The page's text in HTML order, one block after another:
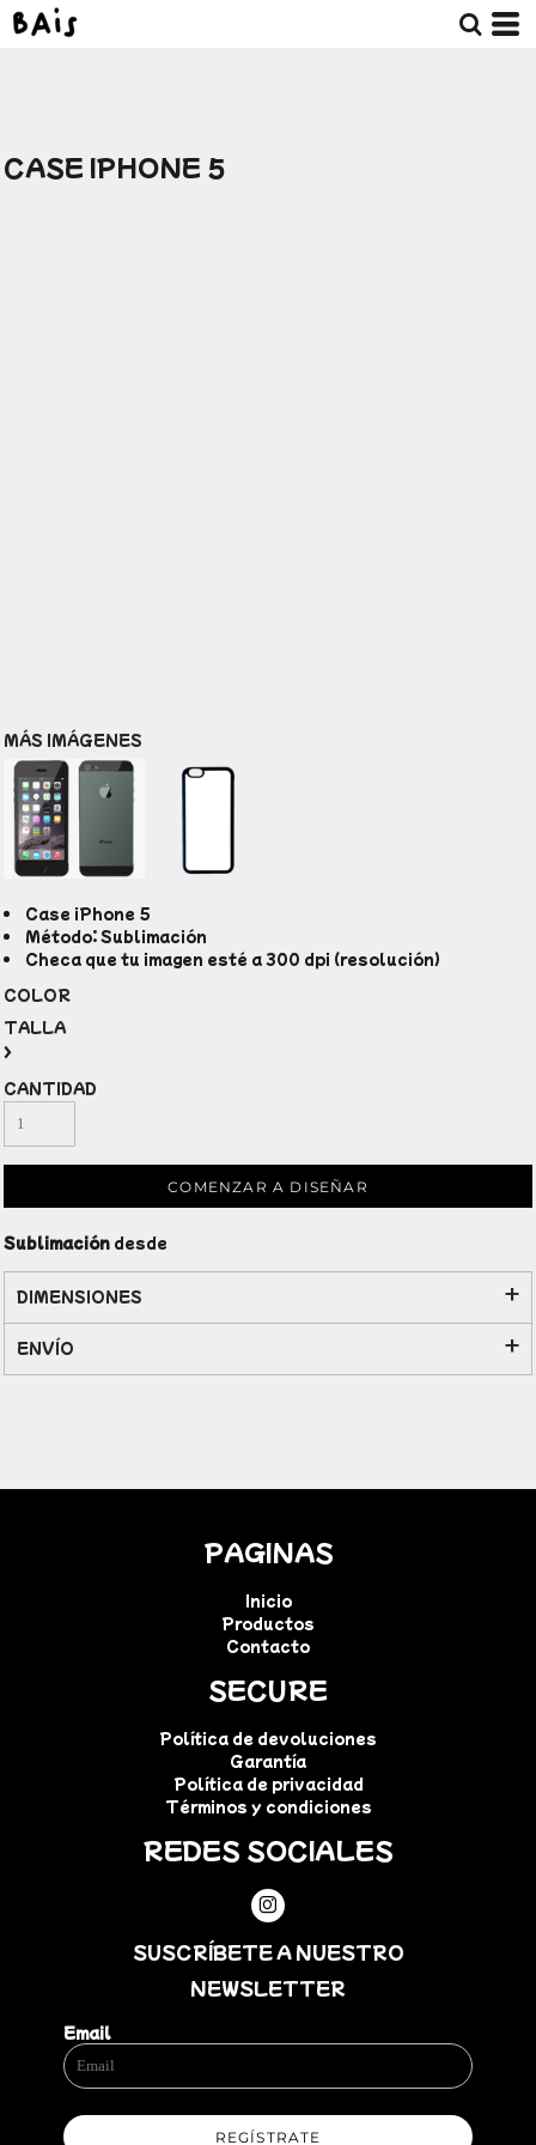
CASE IPHONE 5
MÁS IMÁGENES
Case iPhone 5
Método: Sublimación
Checa que tu imagen esté a 300 dpi (resolución)
COLOR
TALLA
>
CANTIDAD
COMENZAR A DISEÑAR
Sublimación desde
DIMENSIONES
ENVÍO
PAGINAS
Inicio
Productos
Contacto
SECURE
Política de devoluciones
Garantía
Política de privacidad
Términos y condiciones
REDES SOCIALES
SUSCRÍBETE A NUESTRO
NEWSLETTER
Email
REGÍSTRATE